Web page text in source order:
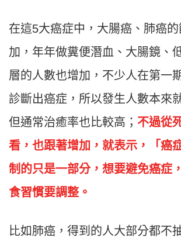
在這5大癌症中，大腸癌、肺癌
加，年年做糞便潛血、大腸鏡、
層的人數也增加，不少人在第一
診斷出癌症，所以發生人數本來
但通常治癒率也比較高； 不過從
看，也跟著增加，就表示，「癌
制的只是一部分，想要避免癌症
食習慣要調整。
比如肺癌，得到的人大部分都不